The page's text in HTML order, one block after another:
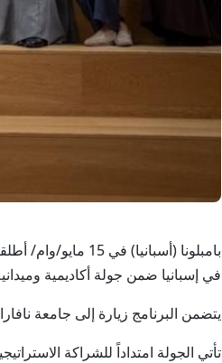
بامبلونا
في إسبانيا ضمن جولة أكاديمية
يتضمن البرنامج زيارة إلى جامعة
تأتي الجولة امتداداً للشراكة